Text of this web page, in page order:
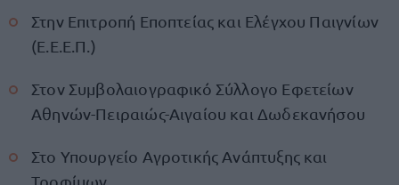
Στην Επιτροπή Εποπτείας και Ελέγχου Παιγνίων
(Ε.Ε.Ε.Π.)
Στον Συμβολαιογραφικό Σύλλογο Εφετείων
Αθηνών-Πειραιώς-Αιγαίου και Δωδεκανήσου
Στο Υπουργείο Αγροτικής Ανάπτυξης και
Τροφίμων